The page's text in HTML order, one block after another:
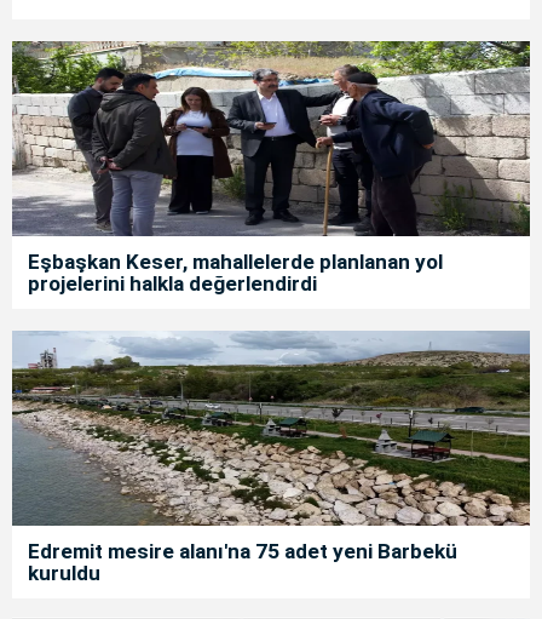
Eşbaşkan Keser, mahallelerde planlanan yol
projelerini halkla değerlendirdi
Edremit mesire alanı'na 75 adet yeni Barbekü
kuruldu